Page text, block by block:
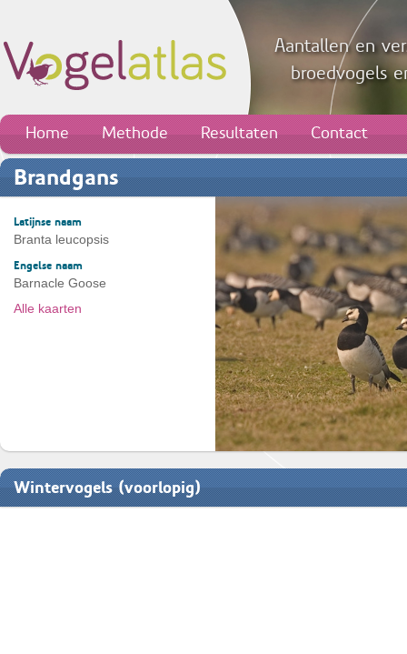
Aantallen en
broedvogels
Home Methode Resultaten Contact
Brandgans
Latijnse naam
Branta leucopsis
Engelse naam
Barnacle Goose
Alle kaarten
Wintervogels (voorlopig)